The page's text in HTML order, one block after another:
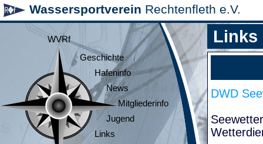
Wassersportverein Rechtenfleth e.V.
WVRf
Geschichte
Hafeninfo
News
Mitgliederinfo
Jugend
Links
Links
DWD